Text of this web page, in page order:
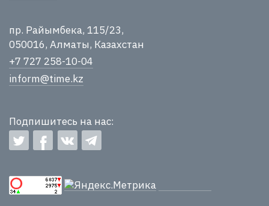
пр. Райымбека, 115/23,
050016, Алматы, Казахстан
+7 727 258-10-04
inform@time.kz
Подпишитесь на нас: